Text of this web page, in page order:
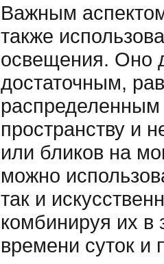
Важным
также
освещения. Оно
достаточным,
пространству и
или бликов на
можно
так и
комбинируя их в
времени суток и